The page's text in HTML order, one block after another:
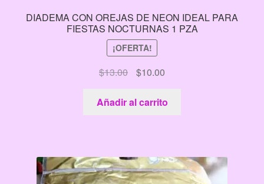
DIADEMA CON OREJAS DE NEON IDEAL PARA
FIESTAS NOCTURNAS 1 PZA
¡OFERTA!
$13.00
El
precio
original
era:
$10.00El
precio
actual
es:
Añadir al carrito